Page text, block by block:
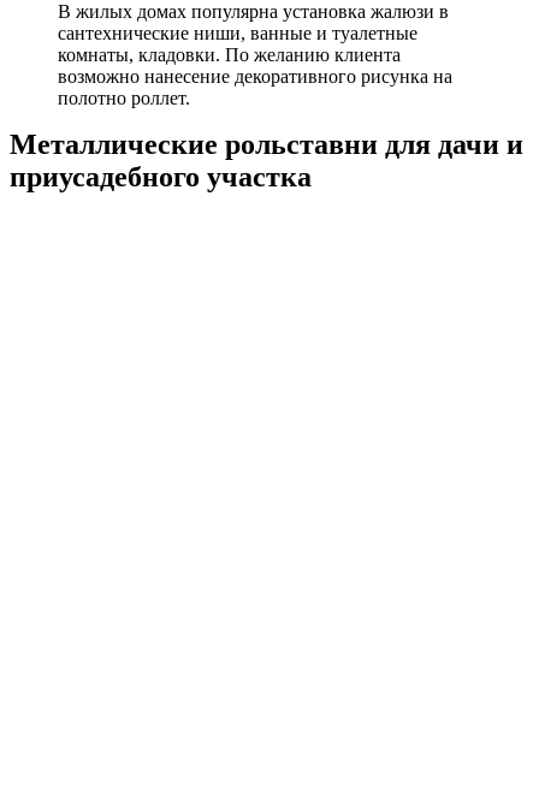
В жилых домах популярна установка жалюзи в
сантехнические ниши, ванные и туалетные
комнаты, кладовки. По желанию клиента
возможно нанесение декоративного рисунка на
полотно роллет.
Металлические рольставни для дачи и
приусадебного участка